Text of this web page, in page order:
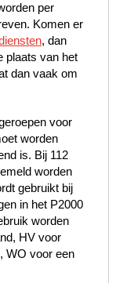
per
Komen er
, dan
plaats van het
dan vaak om
voor
worden
is. Bij 112
worden
gebruikt bij
in het P2000
worden
HV voor
WO voor een